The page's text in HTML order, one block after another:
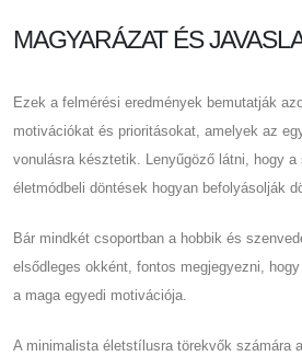
MAGYARÁZAT ÉS
Ezek a felmérési eredmények bemutatják
motivációkat és prioritásokat, amelyek az
vonulásra késztetik. Lenyűgöző látni, hogy
életmódbeli döntések hogyan befolyásolják
Bár mindkét csoportban a hobbik és
elsődleges okként, fontos megjegyezni,
a maga egyedi motivációja.
A minimalista életstílusra törekvők számára